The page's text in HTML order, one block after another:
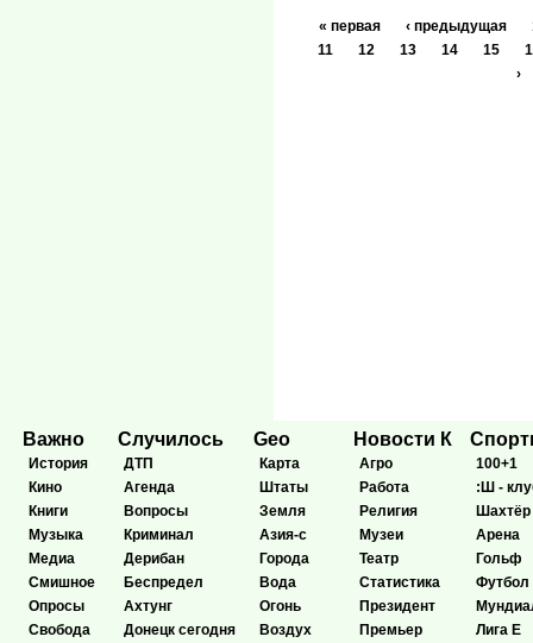
« первая ‹ предыдущая
11
12 13 14 15
›
Важно
История
Кино
Книги
Музыка
Медиа
Смишное
Опросы
Свобода
Случилось
ДТП
Агенда
Вопросы
Криминал
Дерибан
Беспредел
Ахтунг
Донецк сегодня
Geo
Карта
Штаты
Земля
Азия-с
Города
Вода
Огонь
Воздух
Новости К
Агро
Работа
Религия
Музеи
Театр
Статистика
Президент
Премьер
100+1
:Ш -
Шахтёр
Арена
Гольф
Футбол
Лига Е